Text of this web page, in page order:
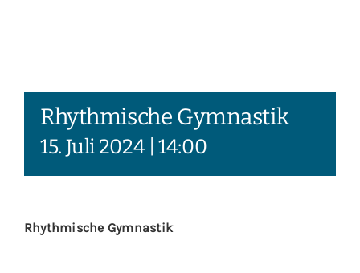
Rhythmische Gymnastik
15. Juli 2024 | 14:00
Rhythmische Gymnastik